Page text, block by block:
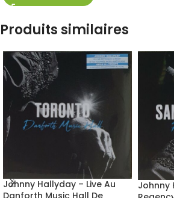
Produits similaires
Johnny Hallyday – Live Au
Danforth Music Hall De
Johnny